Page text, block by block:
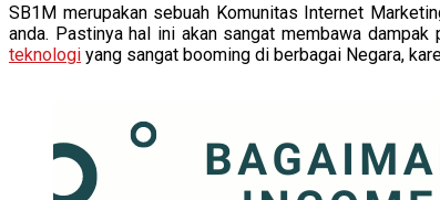
SB1M merupakan sebuah Komunitas Internet
anda. Pastinya hal ini akan sangat membawa
teknologi yang sangat booming di berbagai Negara,